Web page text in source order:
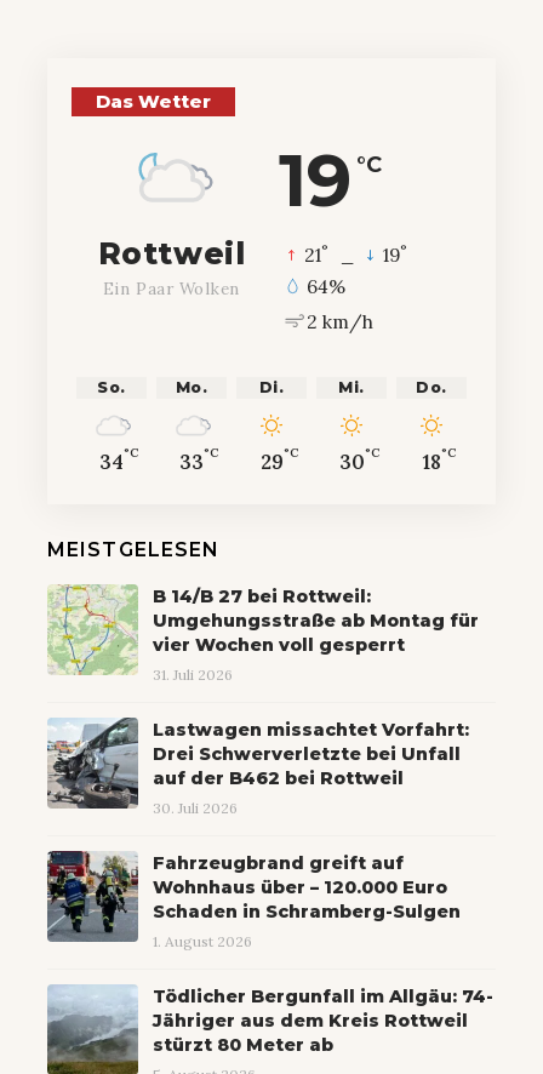
Das Wetter
19 °C
Rottweil
Ein Paar Wolken
21° 19°
64%
2 km/h
So.
34°C
Mo.
33°C
Di.
29°C
Mi.
30°C
Do.
18°C
MEISTGELESEN
B 14/B 27 bei Rottweil:
Umgehungsstraße ab Montag für
vier Wochen voll gesperrt
31. Juli 2026
Lastwagen missachtet Vorfahrt:
Drei Schwerverletzte bei Unfall
auf der B462 bei Rottweil
30. Juli 2026
Fahrzeugbrand greift auf
Wohnhaus über – 120.000 Euro
Schaden in Schramberg-Sulgen
1. August 2026
Tödlicher Bergunfall im Allgäu: 74-
Jähriger aus dem Kreis Rottweil
stürzt 80 Meter ab